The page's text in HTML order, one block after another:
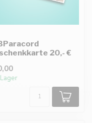
20,- €